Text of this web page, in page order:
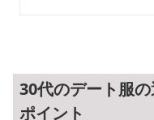
30代のデート服
ポイント